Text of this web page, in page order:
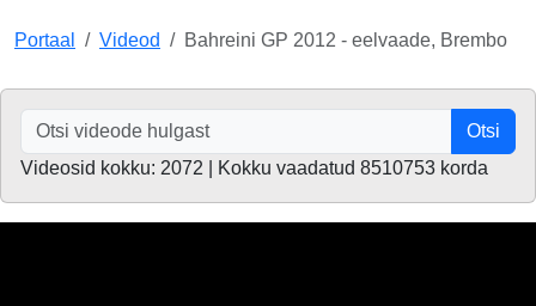
Portaal Videod Bahreini GP 2012 - eelvaade, Brembo
Otsi
Videosid kokku: 2072 | Kokku vaadatud 8510753 korda